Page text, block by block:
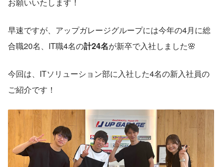
お願いいたします！
早速ですが、アップガレージグループには今年の4月に総
合職20名、IT職4名の計24名が新卒で入社しました🌸
今回は、ITソリューション部に入社した4名の新入社員の
ご紹介です！